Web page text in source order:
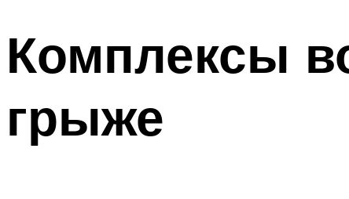
МЕНЮ
Комплексы
грыже